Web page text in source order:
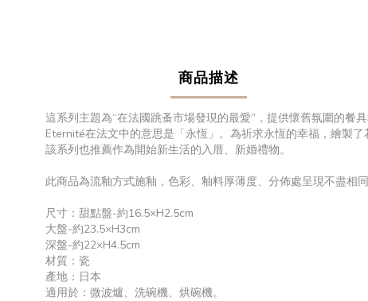
商品描述
這系列主題為“在法國跳蚤市場發現的最愛”，提供懷舊氛圍的餐具
Eternité在法文中的意思是「永恆」。為祈求永恆的幸福，繪製了
該系列也推薦作為開始新生活的入厝、新婚禮物。
此商品為流釉方式施釉，色彩、釉料厚薄度、分佈處呈現不盡相
尺寸：甜點盤-約16.5×H2.5cm
大盤-約23.5×H3cm
深盤-約22×H4.5cm
材質：瓷
產地：日本
適用於：微波爐、洗碗機、烘碗機。